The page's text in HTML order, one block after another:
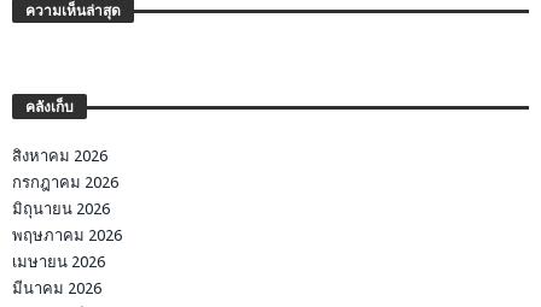
ความเห็นล่าสุด
คลังเก็บ
สิงหาคม 2026
กรกฎาคม 2026
มิถุนายน 2026
พฤษภาคม 2026
เมษายน 2026
มีนาคม 2026